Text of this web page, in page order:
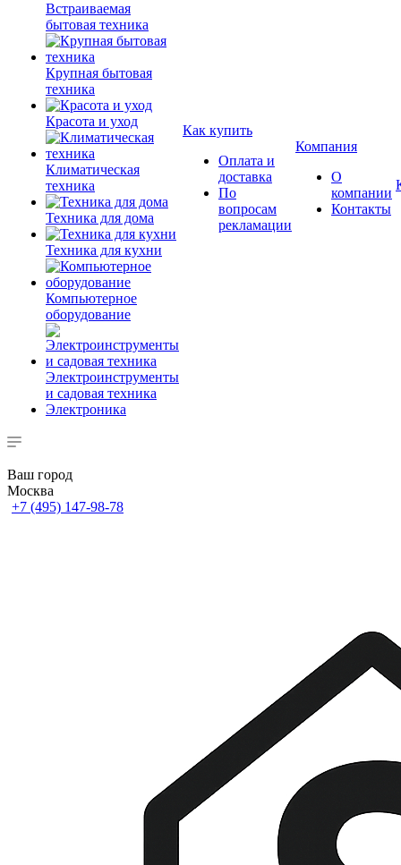
Встраиваемая
бытовая техника
Крупная бытовая
техника
Красота и уход
Климатическая
техника
Техника для дома
Техника для кухни
Компьютерное
оборудование
Электроинструменты
и садовая техника
Электроника
Как купить
Оплата и
доставка
По
вопросам
рекламации
Компания
О
компании
Контакты
Ваш город
Москва
+7 (495) 147-98-78